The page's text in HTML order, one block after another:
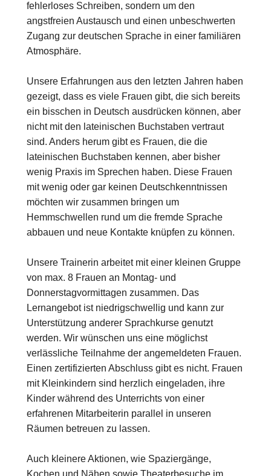
fehlerloses Schreiben, sondern um den
angstfreien Austausch und einen unbeschwerten
Zugang zur deutschen Sprache in einer familiären
Atmosphäre.
Unsere Erfahrungen aus den letzten Jahren haben
gezeigt, dass es viele Frauen gibt, die sich bereits
ein bisschen in Deutsch ausdrücken können, aber
nicht mit den lateinischen Buchstaben vertraut
sind. Anders herum gibt es Frauen, die die
lateinischen Buchstaben kennen, aber bisher
wenig Praxis im Sprechen haben. Diese Frauen
mit wenig oder gar keinen Deutschkenntnissen
möchten wir zusammen bringen um
Hemmschwellen rund um die fremde Sprache
abbauen und neue Kontakte knüpfen zu können.
Unsere Trainerin arbeitet mit einer kleinen Gruppe
von max. 8 Frauen an Montag- und
Donnerstagvormittagen zusammen. Das
Lernangebot ist niedrigschwellig und kann zur
Unterstützung anderer Sprachkurse genutzt
werden. Wir wünschen uns eine möglichst
verlässliche Teilnahme der angemeldeten Frauen.
Einen zertifizierten Abschluss gibt es nicht. Frauen
mit Kleinkindern sind herzlich eingeladen, ihre
Kinder während des Unterrichts von einer
erfahrenen Mitarbeiterin parallel in unseren
Räumen betreuen zu lassen.
Auch kleinere Aktionen, wie Spaziergänge,
Kochen und Nähen sowie Theaterbesuche im